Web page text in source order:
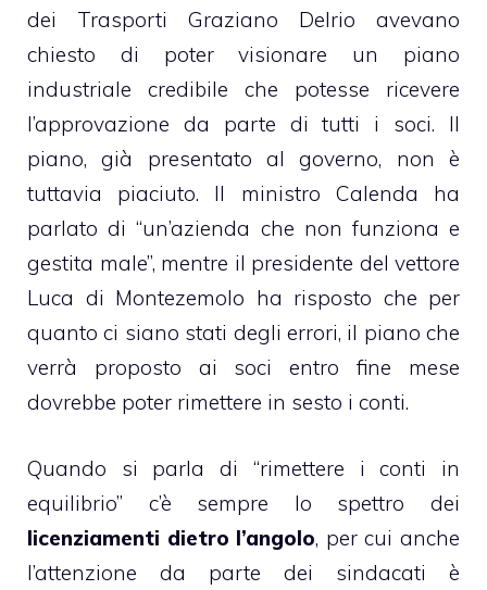
dei Trasporti Graziano Delrio avevano
chiesto di poter visionare un piano
industriale credibile che potesse ricevere
l’approvazione da parte di tutti i soci. Il
piano, già presentato al governo, non è
tuttavia piaciuto. Il ministro Calenda ha
parlato di “un’azienda che non funziona e
gestita male”, mentre il presidente del vettore
Luca di Montezemolo ha risposto che per
quanto ci siano stati degli errori, il piano che
verrà proposto ai soci entro fine mese
dovrebbe poter rimettere in sesto i conti.
Quando si parla di “rimettere i conti in
equilibrio” c’è sempre lo spettro dei
licenziamenti dietro l’angolo, per cui anche
l’attenzione da parte dei sindacati è